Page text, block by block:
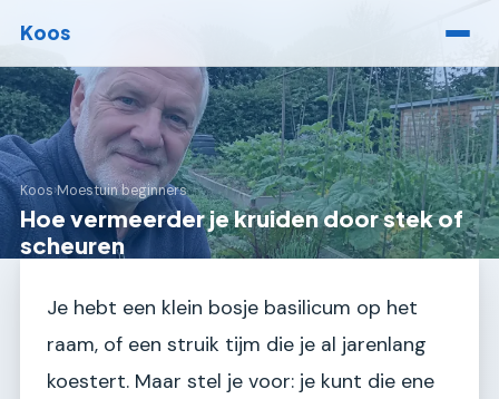
Koos
Koos›Moestuin beginners
Hoe vermeerder je kruiden door stek of
scheuren
Je hebt een klein bosje basilicum op het
raam, of een struik tijm die je al jarenlang
koestert. Maar stel je voor: je kunt die ene